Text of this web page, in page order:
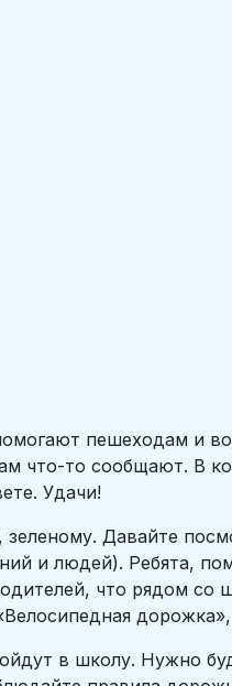
пешеходам и
что-то сообщают. В
Удачи!
Давайте
и людей). Ребята,
что рядом
в школу. Нужно